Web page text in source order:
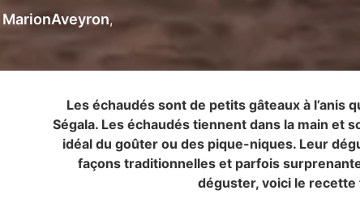
MarionAveyron
Les échaudés sont de petits gâteaux à l’anis
Ségala. Les échaudés tiennent dans la main et
idéal du goûter ou des pique-niques. Leur
façons traditionnelles et parfois
déguster, voici le